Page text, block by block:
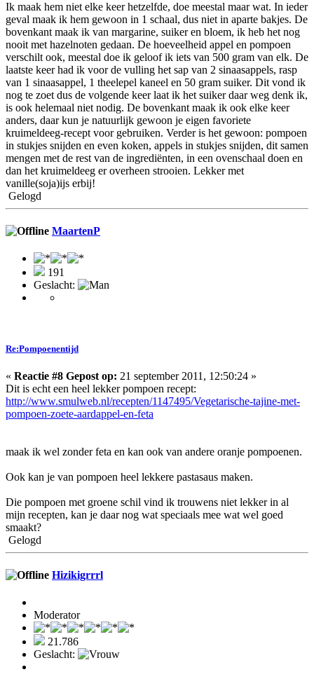
Ik maak hem niet elke keer hetzelfde, doe meestal maar wat. In ieder
geval maak ik hem gewoon in 1 schaal, dus niet in aparte bakjes. De
bovenkant maak ik van margarine, suiker en bloem, ik heb het nog
nooit met hazelnoten gedaan. De hoeveelheid appel en pompoen
verschilt ook, meestal doe ik geloof ik iets van 500 gram van elk. De
laatste keer had ik voor de vulling het sap van 2 sinaasappels, rasp
van 1 sinaasappel, 1 theelepel kaneel en 50 gram suiker. Dit vond ik
nog te zoet dus de volgende keer laat ik het suiker daar weg denk ik,
is ook helemaal niet nodig. De bovenkant maak ik ook elke keer
anders, daar kun je natuurlijk gewoon je eigen favoriete
kruimeldeeg-recept voor gebruiken. Verder is het gewoon: pompoen
in stukjes snijden en even koken, appels in stukjes snijden, dit samen
mengen met de rest van de ingrediënten, in een ovenschaal doen en
dan het kruimeldeeg er overheen strooien. Lekker met
vanille(soja)ijs erbij!
Gelogd
MaartenP
191
Geslacht:
Re:Pompoenentijd
« Reactie #8 Gepost op: 21 september 2011, 12:50:24 »
Dit is echt een heel lekker pompoen recept:
http://www.smulweb.nl/recepten/1147495/Vegetarische-tajine-met-
pompoen-zoete-aardappel-en-feta
maak ik wel zonder feta en kan ook van andere oranje pompoenen.
Ook kan je van pompoen heel lekkere pastasaus maken.
Die pompoen met groene schil vind ik trouwens niet lekker in al
mijn recepten, kan je daar nog wat speciaals mee wat wel goed
smaakt?
Gelogd
Hizikigrrrl
Moderator
21.786
Geslacht: